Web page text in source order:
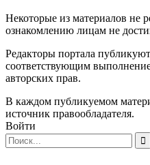
Некоторые из материалов не
ознакомлению лицам не
Редакторы портала
соответствующим
авторских прав.
В каждом публикуемом
источник правообладателя.
Войти